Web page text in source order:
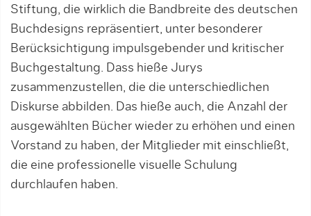
Stiftung, die wirklich die Bandbreite des deutschen
Buchdesigns repräsentiert, unter besonderer
Berücksichtigung impulsgebender und kritischer
Buchgestaltung. Dass hieße Jurys
zusammenzustellen, die die unterschiedlichen
Diskurse abbilden. Das hieße auch, die Anzahl der
ausgewählten Bücher wieder zu erhöhen und einen
Vorstand zu haben, der Mitglieder mit einschließt,
die eine professionelle visuelle Schulung
durchlaufen haben.